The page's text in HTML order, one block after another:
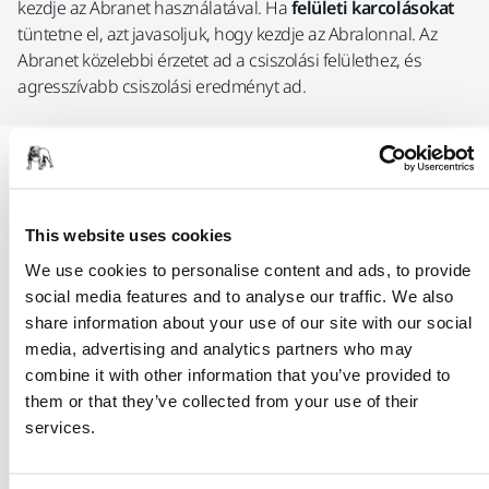
This website uses cookies
We use cookies to personalise content and ads, to provide
social media features and to analyse our traffic. We also
share information about your use of our site with our social
media, advertising and analytics partners who may
combine it with other information that you’ve provided to
them or that they’ve collected from your use of their
services.
kezdje az Abranet használatával. Hafelületi karcolásokat
tüntetne el, azt javasoljuk, hogy kezdje az Abralonnal. Az
Abranet közelebbi érzetet ad a csiszolási felülethez, és
agresszívabb csiszolási eredményt ad.
Abralon®
profilozott felületek megmunkálására fejlesztettek ki. A
szabadalmaztatott, hajlékony felépítés lehetővé teszi a
sima csiszolási mintázat létrehozását ferde felületeken és
éleken, miközben minimalizálja a nyomásnyomok
kockázatát.
Tudjon meg többet az Abralon®-ról